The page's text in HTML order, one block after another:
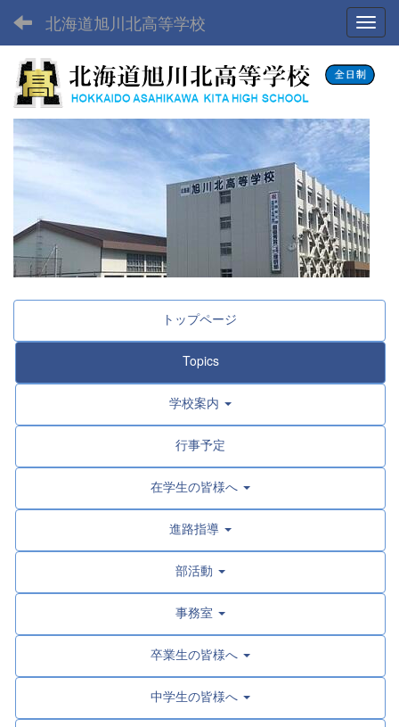
北海道旭川北高等学校
トップページ
Topics
学校案内
行事予定
在学生の皆様へ
進路指導
部活動
事務室
卒業生の皆様へ
中学生の皆様へ